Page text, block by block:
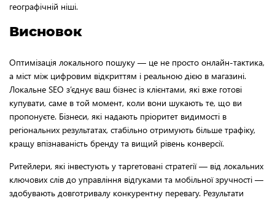
географічній ніші.
Висновок
Оптимізація локального пошуку — це не просто онлайн-тактика,
а міст між цифровим відкриттям і реальною дією в магазині.
Локальне SEO з’єднує ваш бізнес із клієнтами, які вже готові
купувати, саме в той момент, коли вони шукають те, що ви
пропонуєте. Бізнеси, які надають пріоритет видимості в
регіональних результатах, стабільно отримують більше трафіку,
кращу впізнаваність бренду та вищий рівень конверсії.
Ритейлери, які інвестують у таргетовані стратегії — від локальних
ключових слів до управління відгуками та мобільної зручності —
здобувають довготривалу конкурентну перевагу. Результати